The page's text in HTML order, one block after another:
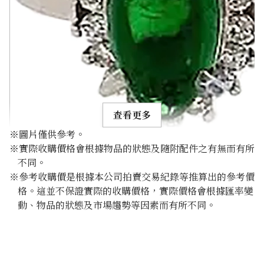
Grossular garnet diamond ring 2.11ct
參考回收價
查看更多
※圖片僅供參考。
※實際收購價格會根據物品的狀態及隨附配件之有無而有所
不同。
※參考收購價是根據本公司拍賣交易紀錄等推算出的參考價
格。這並不保證實際的收購價格，實際價格會根據匯率變
動、物品的狀態及市場趨勢等因素而有所不同。